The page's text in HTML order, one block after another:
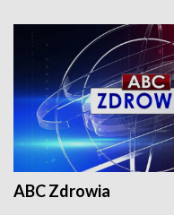
ABC Zdrowia